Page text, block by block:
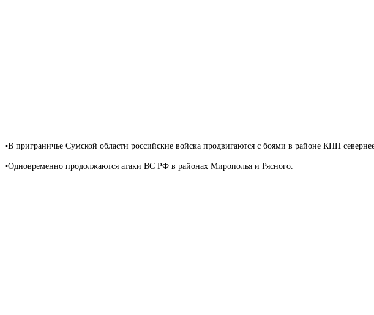
▪️В приграничье Сумской области российские войска продвигаются с боями в районе КПП
▪️Одновременно продолжаются атаки ВС РФ в районах Мирополья и Рясного.